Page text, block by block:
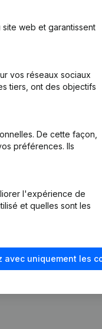
web et garantissent
vos réseaux sociaux
tiers, ont des objectifs
De cette façon,
préférences. Ils
l'expérience de
et quelles sont les
avec uniquement les
des comptes annuels
de la solvabilité